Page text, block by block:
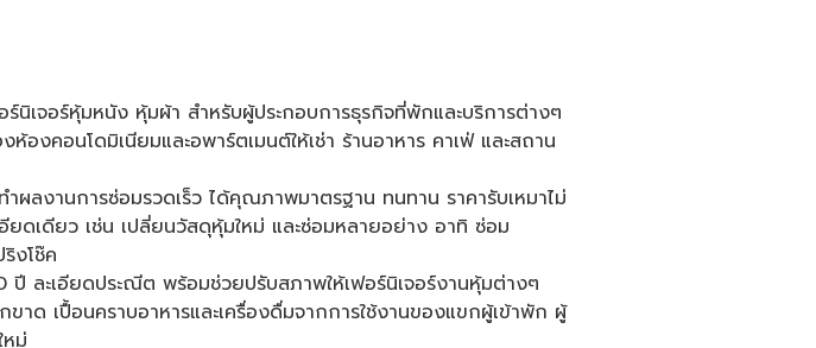
นิเจอร์หุ้มหนัง หุ้มผ้า สำหรับผู้ประกอบการธุรกิจที่พักและบริการต่างๆ
องคอนโดมิเนียมและอพาร์ตเมนต์ให้เช่า ร้านอาหาร คาเฟ่ และสถาน
ำผลงานการซ่อมรวดเร็ว ได้คุณภาพมาตรฐาน ทนทาน ราคารับเหมาไม่
ดเดียว เช่น เปลี่ยนวัสดุหุ้มใหม่ และซ่อมหลายอย่าง อาทิ ซ่อม
งโช๊ค
ละเอียดประณีต พร้อมช่วยปรับสภาพให้เฟอร์นิเจอร์งานหุ้มต่างๆ
ขาด เปื้อนคราบอาหารและเครื่องดื่มจากการใช้งานของแขกผู้เข้าพัก ผู้
ม่